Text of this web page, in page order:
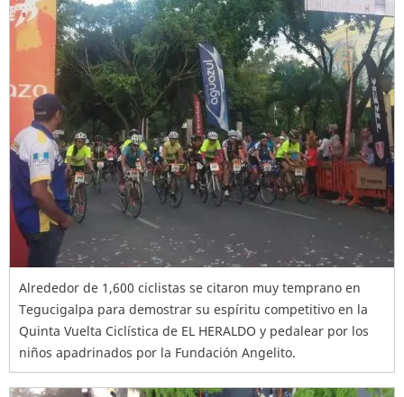
Alrededor de 1,600 ciclistas se citaron muy temprano en
Tegucigalpa para demostrar su espíritu competitivo en la
Quinta Vuelta Ciclística de EL HERALDO y pedalear por los
niños apadrinados por la Fundación Angelito.